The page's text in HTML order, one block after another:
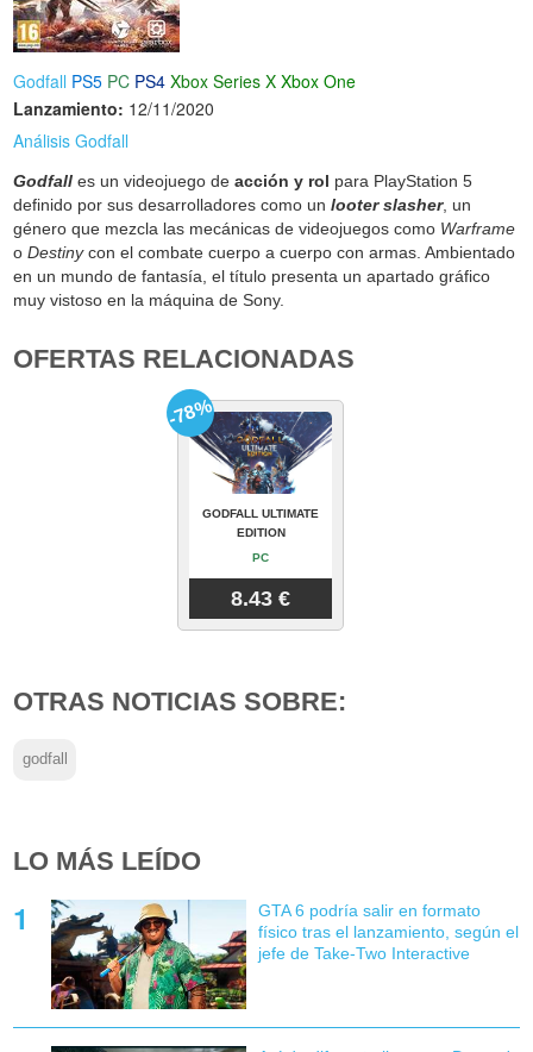
Godfall PS5 PC PS4 Xbox Series X Xbox One
Lanzamiento: 12/11/2020
Análisis Godfall
Godfall es un videojuego deacción y rol para PlayStation 5
definido por sus desarrolladores como unlooter slasher, un
género que mezcla las mecánicas de videojuegos como Warframe
oDestinycon el combate cuerpo a cuerpo con armas. Ambientado
en un mundo de fantasía, el título presenta un apartado gráfico
muy vistoso en la máquina de Sony.
OFERTAS RELACIONADAS
GODFALL ULTIMATE
EDITION
PC
8.43 €
-78%
OTRAS NOTICIAS SOBRE:
godfall
LO MÁS LEÍDO
GTA 6 podría salir en formato
físico tras el lanzamiento, según el
jefe de Take-Two Interactive